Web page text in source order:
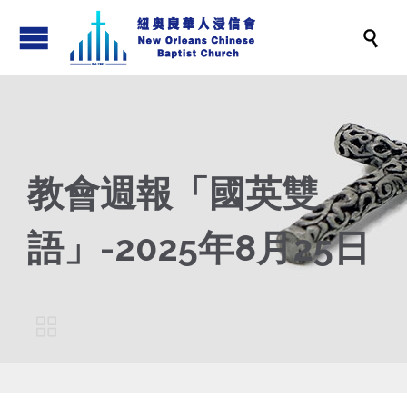

教會週報「國英雙
語」-2025年8月25日